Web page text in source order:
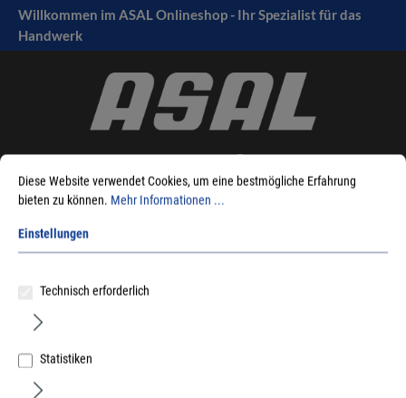
springen
Willkommen im ASAL Onlineshop - Ihr Spezialist für das
Handwerk
Sie sind hier: Produkte
Stützenfüße
Simpson Stützenfuss HVN
Diese Website verwendet Cookies, um eine bestmögliche Erfahrung
bieten zu können. Mehr Informationen ...
Einstellungen
Technisch erforderlich
Statistiken